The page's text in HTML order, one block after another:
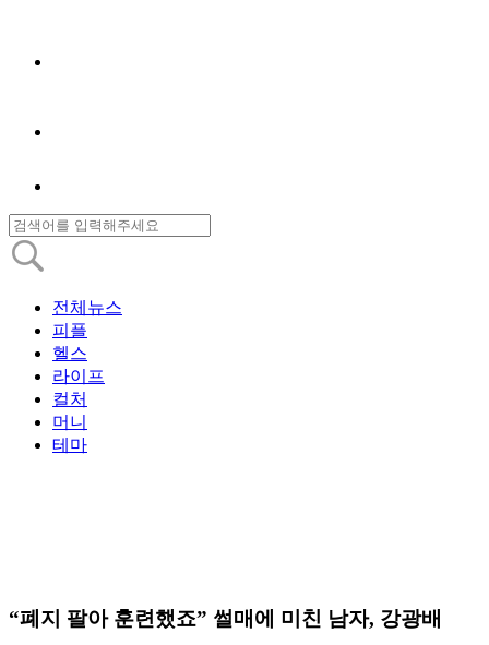
전체뉴스
피플
헬스
라이프
컬처
머니
테마
“폐지 팔아 훈련했죠” 썰매에 미친 남자, 강광배